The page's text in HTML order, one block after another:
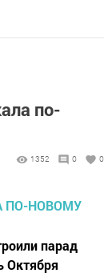
по-
1352 0 0
парад
Октября